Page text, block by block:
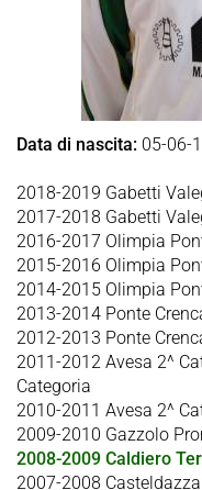
Data di nascita: 05-06-
2018-2019 Gabetti
2017-2018 Gabetti
2016-2017 Olimpia
2015-2016 Olimpia
2014-2015 Olimpia
2013-2014 Ponte
2012-2013 Ponte
2011-2012 Avesa 2^
Categoria
2010-2011 Avesa 2^
2009-2010 Gazzolo
2008-2009 Caldiero
2007-2008